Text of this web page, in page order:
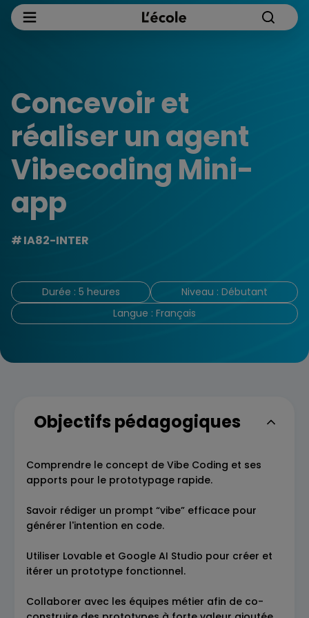
Concevoir et
réaliser un agent
Vibecoding Mini-
app
IA82-INTER
Durée : 5 heures
Niveau : Débutant
Langue : Français
Objectifs pédagogiques
Comprendre le concept de Vibe Coding et ses
apports pour le prototypage rapide.
Savoir rédiger un prompt “vibe” efficace pour
générer l'intention en code.
Utiliser Lovable et Google AI Studio pour créer et
itérer un prototype fonctionnel.
Collaborer avec les équipes métier afin de co-